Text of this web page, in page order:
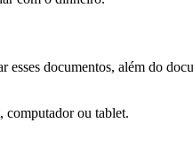
documentos, além do
computador ou tablet.